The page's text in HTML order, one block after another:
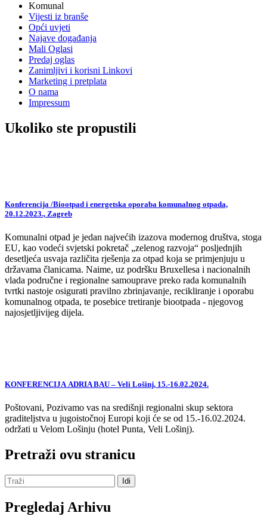
Komunal
Vijesti iz branše
Opći uvjeti
Najave događanja
Mali Oglasi
Predaj oglas
Zanimljivi i korisni Linkovi
Marketing i pretplata
O nama
Impressum
Ukoliko ste propustili
Konferencija /Biootpad i energetska oporaba komunalnog otpada,
20.12.2023., Zagreb
Komunalni otpad je jedan najvećih izazova modernog društva, stoga
EU, kao vodeći svjetski pokretač „zelenog razvoja“ posljednjih
desetljeća usvaja različita rješenja za otpad koja se primjenjuju u
državama članicama. Naime, uz podršku Bruxellesa i nacionalnih
vlada područne i regionalne samouprave preko rada komunalnih
tvrtki nastoje osigurati pravilno zbrinjavanje, recikliranje i oporabu
komunalnog otpada, te posebice tretiranje biootpada - njegovog
najosjetljivijeg dijela.
KONFERENCIJA ADRIA BAU – Veli Lošinj, 15.-16.02.2024.
Poštovani, Pozivamo vas na središnji regionalni skup sektora
graditeljstva u jugoistočnoj Europi koji će se od 15.-16.02.2024.
održati u Velom Lošinju (hotel Punta, Veli Lošinj).
Pretraži ovu stranicu
Pregledaj Arhivu